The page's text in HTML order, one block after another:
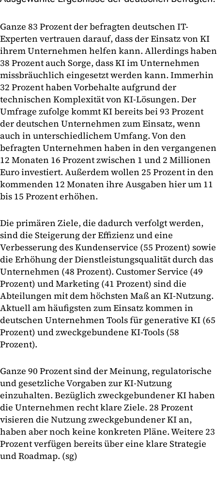
Ganze 83 Prozent der befragten deutschen IT-
Experten vertrauen darauf, dass der Einsatz von KI
ihrem Unternehmen helfen kann. Allerdings haben
38 Prozent auch Sorge, dass KI im Unternehmen
missbräuchlich eingesetzt werden kann. Immerhin
32 Prozent haben Vorbehalte aufgrund der
technischen Komplexität von KI-Lösungen. Der
Umfrage zufolge kommt KI bereits bei 93 Prozent
der deutschen Unternehmen zum Einsatz, wenn
auch in unterschiedlichem Umfang. Von den
befragten Unternehmen haben in den vergangenen
12 Monaten 16 Prozent zwischen 1 und 2 Millionen
Euro investiert. Außerdem wollen 25 Prozent in den
kommenden 12 Monaten ihre Ausgaben hier um 11
bis 15 Prozent erhöhen.
Die primären Ziele, die dadurch verfolgt werden,
sind die Steigerung der Effizienz und eine
Verbesserung des Kundenservice (55 Prozent) sowie
die Erhöhung der Dienstleistungsqualität durch das
Unternehmen (48 Prozent). Customer Service (49
Prozent) und Marketing (41 Prozent) sind die
Abteilungen mit dem höchsten Maß an KI-Nutzung.
Aktuell am häufigsten zum Einsatz kommen in
deutschen Unternehmen Tools für generative KI (65
Prozent) und zweckgebundene KI-Tools (58
Prozent).
Ganze 90 Prozent sind der Meinung, regulatorische
und gesetzliche Vorgaben zur KI-Nutzung
einzuhalten. Bezüglich zweckgebundener KI haben
die Unternehmen recht klare Ziele. 28 Prozent
visieren die Nutzung zweckgebundener KI an,
haben aber noch keine konkreten Pläne. Weitere 23
Prozent verfügen bereits über eine klare Strategie
und Roadmap. (sg)